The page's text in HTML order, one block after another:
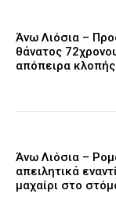
Άνω Λιόσια –
θάνατος
απόπειρα
Άνω Λιόσια –
απειλητικά
μαχαίρι στο